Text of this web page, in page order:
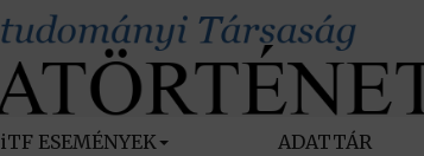
iTF ESEMÉNYEK ADATTÁR